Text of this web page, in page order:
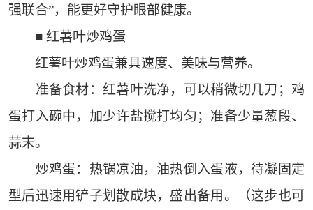
强联合”，能更好守护眼部健康。
■ 红薯叶炒鸡蛋
红薯叶炒鸡蛋兼具速度、美味与营养。
准备食材：红薯叶洗净，可以稍微切几刀；鸡
蛋打入碗中，加少许盐搅打均匀；准备少量葱段、
蒜末。
炒鸡蛋：热锅凉油，油热倒入蛋液，待凝固定
型后迅速用铲子划散成块，盛出备用。（这步也可